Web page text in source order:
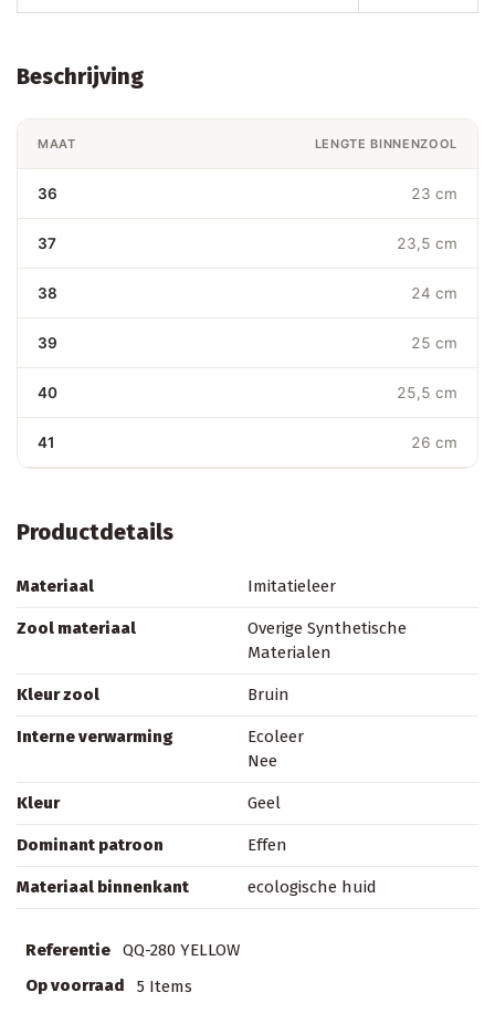
Beschrijving
MAAT LENGTE BINNENZOOL
36 23 cm
37 23,5 cm
38 24 cm
39 25 cm
40 25,5 cm
41 26 cm
Productdetails
Materiaal Imitatieleer
Zool materiaal
Overige Synthetische
Materialen
Kleur zool Bruin
Interne verwarming
Ecoleer
Nee
Kleur Geel
Dominant patroon Effen
Materiaal binnenkant ecologische huid
Referentie
QQ-280 YELLOW
Op voorraad
5 Items